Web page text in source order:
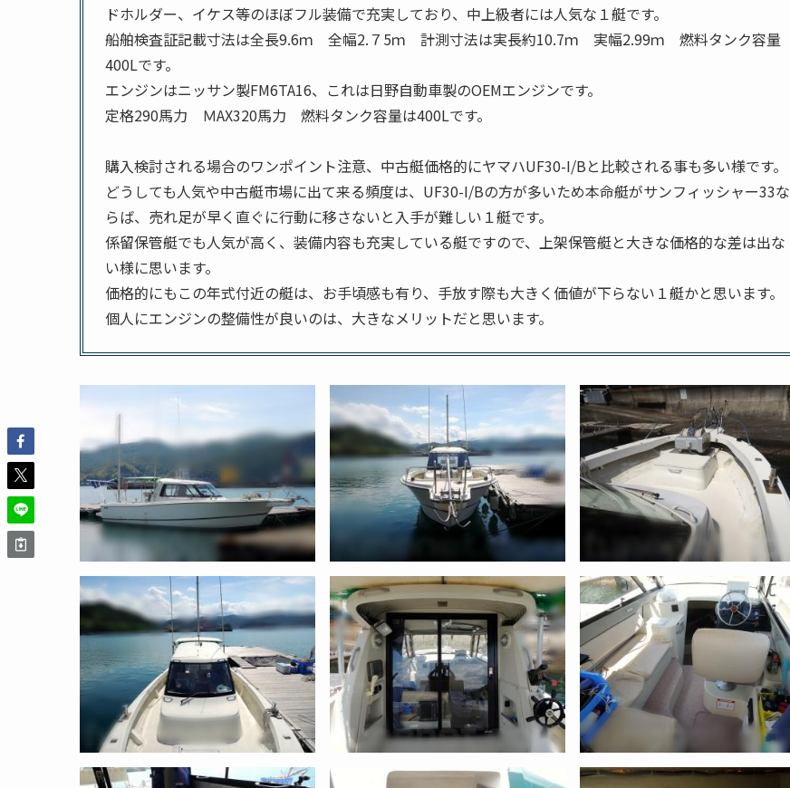
ドホルダー、イケス等のほぼフル装備で充実しており、中上級者には人気な１艇です。
船舶検査証記載寸法は全長9.6ｍ 全幅2.７5ｍ 計測寸法は実長約10.7ｍ 実幅2.99ｍ 燃料タンク容量
400Lです。
エンジンはニッサン製FM6TA16、これは日野自動車製のOEMエンジンです。
定格290馬力 ＭAX320馬力 燃料タンク容量は400Lです。
購入検討される場合のワンポイント注意、中古艇価格的にヤマハUF30-I/Bと比較される事も多い様です。
どうしても人気や中古艇市場に出て来る頻度は、UF30-I/Bの方が多いため本命艇がサンフィッシャー33な
らば、売れ足が早く直ぐに行動に移さないと入手が難しい１艇です。
係留保管艇でも人気が高く、装備内容も充実している艇ですので、上架保管艇と大きな価格的な差は出な
い様に思います。
価格的にもこの年式付近の艇は、お手頃感も有り、手放す際も大きく価値が下らない１艇かと思います。
個人にエンジンの整備性が良いのは、大きなメリットだと思います。